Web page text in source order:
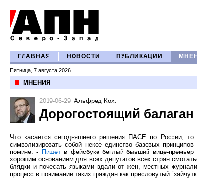
ГЛАВНАЯ НОВОСТИ ПУБЛИКАЦИИ
Пятница, 7 августа 2026
МНЕНИЯ
2019-06-29 Альфред Кох:
Дорогостоящий
Что касается сегодняшнего решения ПАСЕ по России,
символизировать собой некое единство базовых
помине. - Пишетв фейсбуке беглый бывший вице-премьер
хорошим основанием для всех депутатов всех стран
блядки и почесать языками вдали от жен, местных
процесс в понимании таких граждан как пресловутый